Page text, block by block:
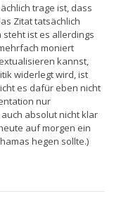
trage ist, dass
Zitat tatsächlich
ist es allerdings
moniert
kannst,
widerlegt wird, ist
es dafür eben nicht
nur
absolut nicht klar
auf morgen ein
hegen sollte.)